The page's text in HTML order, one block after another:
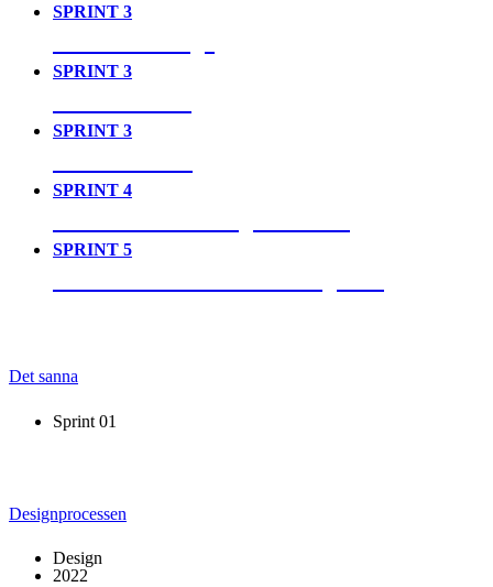
SPRINT 3
SPRINT 3
SPRINT 3
SPRINT 4
SPRINT 5
Det sanna
Sprint 01
Designprocessen
Design
2022